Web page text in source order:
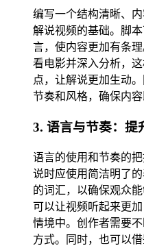
编写一个结构清晰、
解说视频的基础。脚
言，使内容更加有条
看电影并深入分析，
点，让解说更加生动
节奏和风格，确保内
3. 语言与节奏：提
语言的使用和节奏的
说时应使用简洁明了
的词汇，以确保观众
可以让视频听起来更
情境中。创作者需要
方式。同时，也可以